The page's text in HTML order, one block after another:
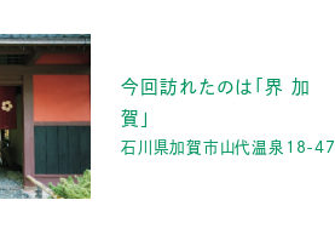
今回訪れたのは「界 加
賀」
石川県加賀市山代温泉18-47